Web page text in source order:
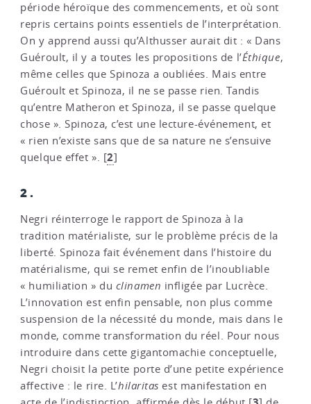
période héroïque des commencements, et où sont
repris certains points essentiels de l’interprétation.
On y apprend aussi qu’Althusser aurait dit : « Dans
Guéroult, il y a toutes les propositions de l’Éthique,
même celles que Spinoza a oubliées. Mais entre
Guéroult et Spinoza, il ne se passe rien. Tandis
qu’entre Matheron et Spinoza, il se passe quelque
chose ». Spinoza, c’est une lecture-événement, et
« rien n’existe sans que de sa nature ne s’ensuive
quelque effet ». [2]
2.
Negri réinterroge le rapport de Spinoza à la
tradition matérialiste, sur le problème précis de la
liberté. Spinoza fait événement dans l’histoire du
matérialisme, qui se remet enfin de l’inoubliable
« humiliation » du clinamen infligée par Lucrèce.
L’innovation est enfin pensable, non plus comme
suspension de la nécessité du monde, mais dans le
monde, comme transformation du réel. Pour nous
introduire dans cette gigantomachie conceptuelle,
Negri choisit la petite porte d’une petite expérience
affective : le rire. L’hilaritas est manifestation en